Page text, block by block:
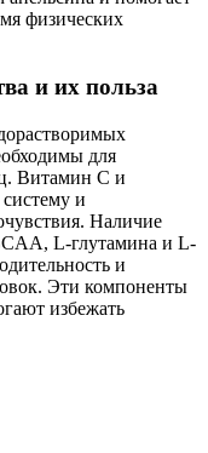
физических
и их польза
для
Витамин C и
и
Наличие
L-глутамина и L-
и
Эти компоненты
избежать